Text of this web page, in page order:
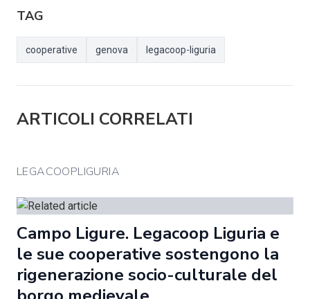
TAG
cooperative genova legacoop-liguria
ARTICOLI CORRELATI
LEGACOOPLIGURIA
Campo Ligure. Legacoop Liguria e
le sue cooperative sostengono la
rigenerazione socio-culturale del